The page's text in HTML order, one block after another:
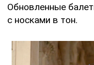
Обновленные
с носками в тон.